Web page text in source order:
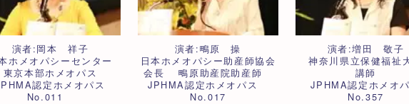
演者:岡本 祥子
ホメオパシーセンター
東京本部ホメオパス
認定ホメオパス
No.011
演者:鴫原 操
日本ホメオパシー助産師協会
会長 鴫原助産院助産師
JPHMA認定ホメオパス
No.017
演者:増田 敬子
神奈川県立保健福祉
講師
JPHMA認定ホメオ
No.357